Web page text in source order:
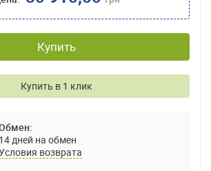
Купить
Купить в 1 клик
14 дней на обмен
возврата